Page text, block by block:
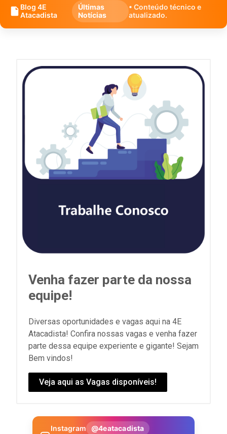
Blog 4E
Atacadista
Últimas
Notícias
• Conteúdo técnico e
atualizado.
Venha fazer parte da nossa
equipe!
Diversas oportunidades e vagas aqui na 4E
Atacadista! Confira nossas vagas e venha fazer
parte dessa equipe experiente e gigante! Sejam
Bem vindos!
Veja aqui as Vagas disponíveis!
Instagram @4eatacadista